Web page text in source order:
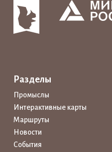
Разделы
Промыслы
Интерактивные карты
Маршруты
Новости
События